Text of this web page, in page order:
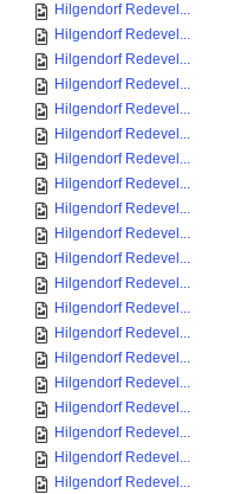
Hilgendorf Redevel...
Hilgendorf Redevel...
Hilgendorf Redevel...
Hilgendorf Redevel...
Hilgendorf Redevel...
Hilgendorf Redevel...
Hilgendorf Redevel...
Hilgendorf Redevel...
Hilgendorf Redevel...
Hilgendorf Redevel...
Hilgendorf Redevel...
Hilgendorf Redevel...
Hilgendorf Redevel...
Hilgendorf Redevel...
Hilgendorf Redevel...
Hilgendorf Redevel...
Hilgendorf Redevel...
Hilgendorf Redevel...
Hilgendorf Redevel...
Hilgendorf Redevel...